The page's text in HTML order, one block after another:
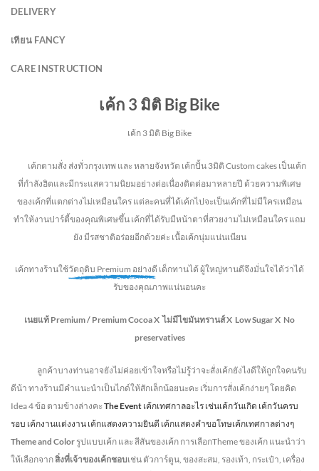
DELIVERY
เทียน FANCY
CARE INSTRUCTION
เค้ก 3 มิติ Big Bike
เค้ก 3 มิติ Big Bike
เค้กตามสั่ง ส่งทั่วกรุงเทพ และ หลายจังหวัด เค้กปั้น 3มิติ Custom cakes เป็นเค้ก
ที่กำลังฮิตและมีกระแสความนิยมอย่างต่อเนื่องติดต่อมาหลายปี ด้วยความพิเศษ
ของเค้กที่แตกต่างไม่เหมือนใคร แต่ละคนที่ได้เค้กไปจะเป็นเค้กที่ไม่มีใครเหมือน
ทำให้งานปาร์ตี้ของคุณพิเศษขึ้น เค้กที่ได้รับมีหน้าตาที่สวยงามไม่เหมือนใคร แถม
ยัง มีรสชาติอร่อยอีกด้วยค่ะ เนื้อเค้กนุ่มแน่นเนียน
เค้กทางร้านใช้วัตถุดิบ Premium อย่างดี เด็กทานได้ ผู้ใหญ่ทานดีจึงมั่นใจได้ว่าได้
รับของคุณภาพแน่นอนคะ
เนยแท้ Premium / Premium CocoaX ไม่มีไขมันทรานส์X Low SugarX No
preservatives
ลูกค้าบางท่านอาจยังไม่ค่อยเข้าใจหรือไม่รู้ว่าจะสั่งเค้กยังไงดีให้ถูกใจคนรับ
ดีน้า ทางร้านมีคำแนะนำเป็นไกด์ให้สักเล็กน้อยนะคะ เริ่มการสั่งเค้กง่ายๆ โดยคิด
Idea 4 ข้อ ตามข้างล่างคะ The Event เค้กเทศกาลอะไร เช่นเค้กวันเกิด เค้กวันครบ
รอบ เค้กงานแต่งงาน เค้กแสดงความยินดี เค้กแสดงคำขอโทษเค้กเทศกาลต่างๆ
Theme and Color รูปแบบเค้ก และ สีสันของเค้ก การเลือกTheme ของเค้ก แนะนำว่า
ให้เลือกจากสิ่งที่เจ้าของเค้กชอบเช่น ตัวการ์ตูน, ของสะสม, รองเท้า, กระเป๋า, เครื่อง